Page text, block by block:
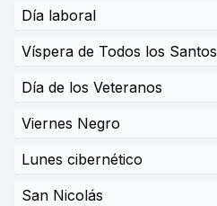
Día laboral
Víspera de Todos los Santos
Día de los Veteranos
Viernes Negro
Lunes cibernético
San Nicolás